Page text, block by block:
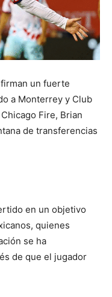
un fuerte
a Monterrey y Club
Fire, Brian
de transferencias
en un objetivo
quienes
se ha
de que el jugador